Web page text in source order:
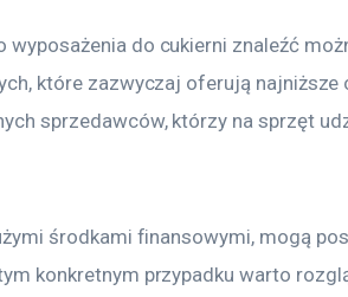
do cukierni znaleźć
które zazwyczaj oferują najniższe
sprzedawców, którzy na sprzęt
środkami finansowymi, mogą
tym konkretnym przypadku warto